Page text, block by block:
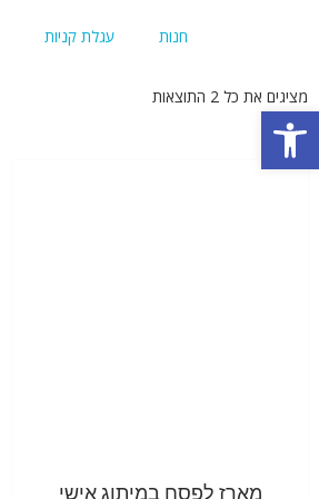
חנות עגלת קניות
מציגים את כל ⁦2⁩ התוצאות
מארז לפסח במיתוג אישי
פתח סרגל נגישות